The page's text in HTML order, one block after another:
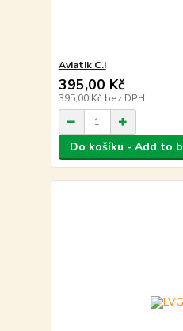
Aviatik C.I
395,00 Kč
395,00 Kč bez DPH
Do košíku - Add to